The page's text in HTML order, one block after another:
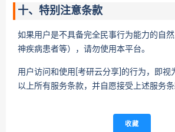
十、特别注意条款
如果用户是不具备完全民事行为能力的自
神疾病患者等），请勿使用本平台。
用户访问和使用[考研云分享]的行为，即视
以上所有服务条款，并自愿接受上述服务条
收藏